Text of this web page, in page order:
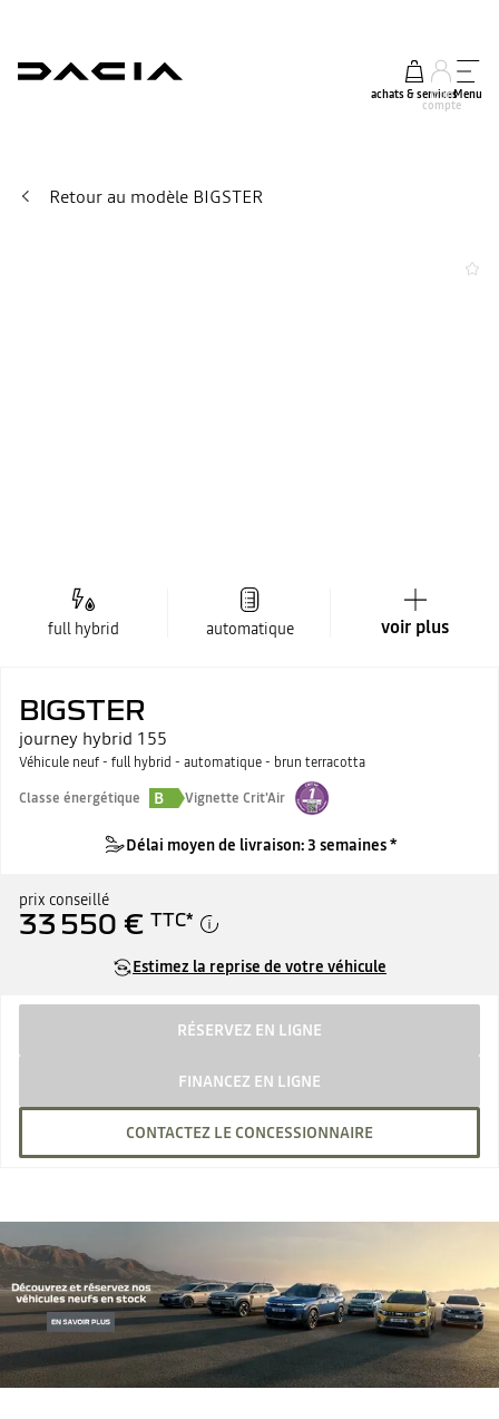
achats & services
mon
compte
Menu
Retour au modèle BIGSTER
full hybrid automatique voir plus
BIGSTER
journey hybrid 155
Véhicule neuf - full hybrid - automatique - brun terracotta
Classe énergétique
B Vignette Crit'Air
Délai moyen de livraison: 3 semaines *
prix conseillé
33 550 € TTC*
Estimez la reprise de votre véhicule
RÉSERVEZ EN LIGNE
FINANCEZ EN LIGNE
CONTACTEZ LE CONCESSIONNAIRE